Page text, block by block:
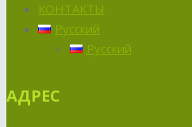
КОНТАКТЫ
Русский
Русский
АДРЕС